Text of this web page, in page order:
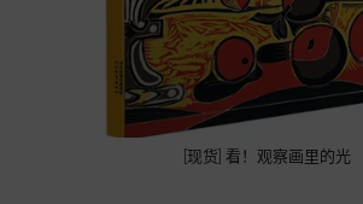
[现货] 看！观察画里的光